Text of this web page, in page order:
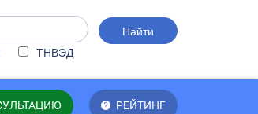
Найти
ТНВЭД
РЕЙТИНГ